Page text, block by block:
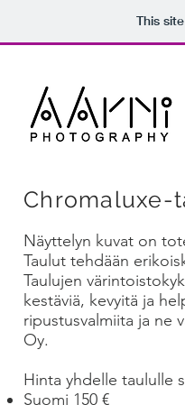
This
Chromaluxe-
Näyttelyn kuvat on
Taulut tehdään
Taulujen
kestäviä, kevyitä ja
ripustusvalmiita ja ne
Oy.
Hinta yhdelle taululle
Suomi 150 €